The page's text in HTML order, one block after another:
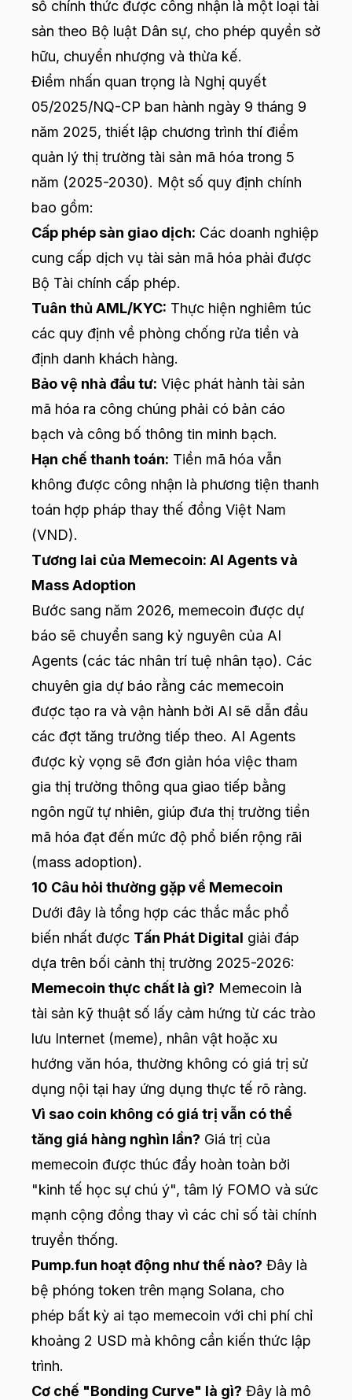
số chính thức được công nhận là một loại tài
sản theo Bộ luật Dân sự, cho phép quyền sở
hữu, chuyển nhượng và thừa kế.
Điểm nhấn quan trọng là Nghị quyết
05/2025/NQ-CP ban hành ngày 9 tháng 9
năm 2025, thiết lập chương trình thí điểm
quản lý thị trường tài sản mã hóa trong 5
năm (2025-2030). Một số quy định chính
bao gồm:
Cấp phép sàn giao dịch: Các doanh nghiệp
cung cấp dịch vụ tài sản mã hóa phải được
Bộ Tài chính cấp phép.
Tuân thủ AML/KYC: Thực hiện nghiêm túc
các quy định về phòng chống rửa tiền và
định danh khách hàng.
Bảo vệ nhà đầu tư: Việc phát hành tài sản
mã hóa ra công chúng phải có bản cáo
bạch và công bố thông tin minh bạch.
Hạn chế thanh toán: Tiền mã hóa vẫn
không được công nhận là phương tiện thanh
toán hợp pháp thay thế đồng Việt Nam
(VND).
Tương lai của Memecoin: AI Agents và
Mass Adoption
Bước sang năm 2026, memecoin được dự
báo sẽ chuyển sang kỷ nguyên của AI
Agents (các tác nhân trí tuệ nhân tạo). Các
chuyên gia dự báo rằng các memecoin
được tạo ra và vận hành bởi AI sẽ dẫn đầu
các đợt tăng trưởng tiếp theo. AI Agents
được kỳ vọng sẽ đơn giản hóa việc tham
gia thị trường thông qua giao tiếp bằng
ngôn ngữ tự nhiên, giúp đưa thị trường tiền
mã hóa đạt đến mức độ phổ biến rộng rãi
(mass adoption).
10 Câu hỏi thường gặp về Memecoin
Dưới đây là tổng hợp các thắc mắc phổ
biến nhất được Tấn Phát Digital giải đáp
dựa trên bối cảnh thị trường 2025-2026:
Memecoin thực chất là gì? Memecoin là
tài sản kỹ thuật số lấy cảm hứng từ các trào
lưu Internet (meme), nhân vật hoặc xu
hướng văn hóa, thường không có giá trị sử
dụng nội tại hay ứng dụng thực tế rõ ràng.
Vì sao coin không có giá trị vẫn có thể
tăng giá hàng nghìn lần? Giá trị của
memecoin được thúc đẩy hoàn toàn bởi
"kinh tế học sự chú ý", tâm lý FOMO và sức
mạnh cộng đồng thay vì các chỉ số tài chính
truyền thống.
Pump.fun hoạt động như thế nào? Đây là
bệ phóng token trên mạng Solana, cho
phép bất kỳ ai tạo memecoin với chi phí chỉ
khoảng 2 USD mà không cần kiến thức lập
trình.
Cơ chế "Bonding Curve" là gì? Đây là mô